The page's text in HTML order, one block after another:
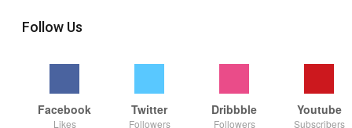
Follow Us
Facebook
Likes
Twitter
Followers
Dribbble
Followers
Youtube
Subscribers